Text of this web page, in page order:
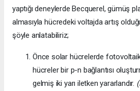
yaptığı deneylerde Becquerel, gümüş
almasıyla hücredeki voltajda artış
şöyle anlatabiliriz;
Önce solar hücrelerde
hücreler bir p-n bağlantısı
gelmiş iki yarı iletken yararlandır.